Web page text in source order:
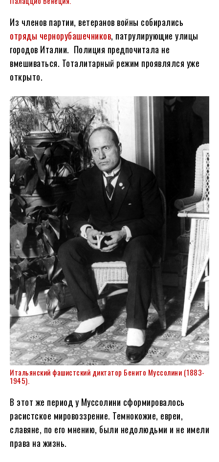
Из членов партии, ветеранов войны собирались
отряды чернорубашечников, патрулирующие улицы
городов Италии. Полиция предпочитала не
вмешиваться. Тоталитарный режим проявлялся уже
открыто.
Итальянский фашистский диктатор Бенито Муссолини (1883-
1945).
В этот же период у Муссолини сформировалось
расистское мировоззрение. Темнокожие, евреи,
славяне, по его мнению, были недолюдьми и не имели
права на жизнь.